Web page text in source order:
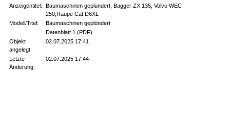
Anzeigentitel:
Baumaschinen geplündert, Bagger ZX 135, Volvo WEC
250,Raupe Cat D6XL
Modell/Titel:
Baumaschinen geplündert
Datenblatt 1 (PDF)
Objekt
angelegt:
02.07.2025 17:41
Letzte
Änderung:
02.07.2025 17:44